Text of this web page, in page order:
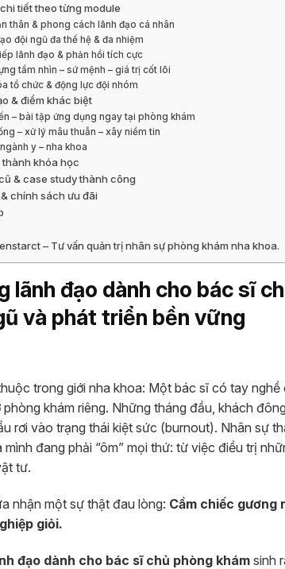
tiết theo từng module
thân & phong cách lãnh đạo cá nhân
đội ngũ đa thế hệ & đa nhiệm
lãnh đạo & phản hồi tích cực
tầm nhìn – sứ mệnh – giá trị cốt lõi
tổ chức & động lực đội nhóm
& điểm khác biệt
– bài tập ứng dụng ngay tại phòng khám
– xử lý mâu thuẫn – xây niềm tin
y – nha khoa
thành khóa học
& case study thành công
chính sách ưu đãi
– Tư vấn quản trị nhân sự phòng khám nha khoa.
lãnh đạo dành cho bác sĩ
và phát triển bền vững
trong giới nha khoa: Một bác sĩ có tay
khám riêng. Những tháng đầu, khách
rơi vào trạng thái kiệt sức (burnout). Nhân sự
đang phải “ôm” mọi thứ: từ việc điều trị
tư.
nhận một sự thật đau lòng: Cầm chiếc gương
giỏi.
đạo dành cho bác sĩ chủ phòng khám sinh